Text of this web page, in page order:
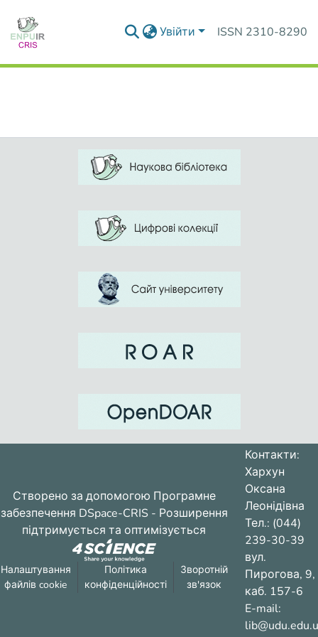
Увійти ISSN 2310-8290
Створено за допомогою Програмне
забезпечення DSpace-CRIS - Розширення
підтримується та оптимізується
Налаштування
файлів cookie
Політика
конфіденційності
Зворотній
зв'язок
Контакти:
Хархун
Оксана
Леонідівна
Тел.: (044)
239-30-39
вул.
Пирогова, 9,
каб. 157-6
E-mail: